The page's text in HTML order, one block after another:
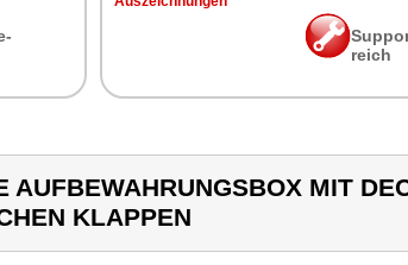
reich
MIT
KLAPPEN